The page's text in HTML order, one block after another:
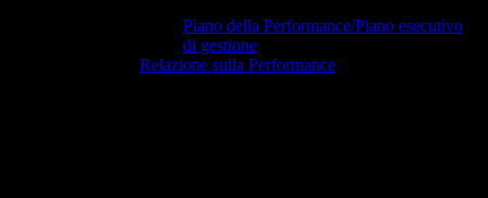
Piano della Performance/Piano esecutivo
di gestione
Relazione sulla Performance